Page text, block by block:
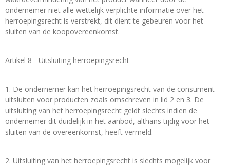
ondernemer niet alle wettelijk verplichte informatie over het
herroepingsrecht is verstrekt, dit dient te gebeuren voor het
sluiten van de koopovereenkomst.
Artikel 8 - Uitsluiting herroepingsrecht
1. De ondernemer kan het herroepingsrecht van de consument
uitsluiten voor producten zoals omschreven in lid 2 en 3. De
uitsluiting van het herroepingsrecht geldt slechts indien de
ondernemer dit duidelijk in het aanbod, althans tijdig voor het
sluiten van de overeenkomst, heeft vermeld.
2. Uitsluiting van het herroepingsrecht is slechts mogelijk voor